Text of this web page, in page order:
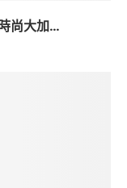
尚大加...